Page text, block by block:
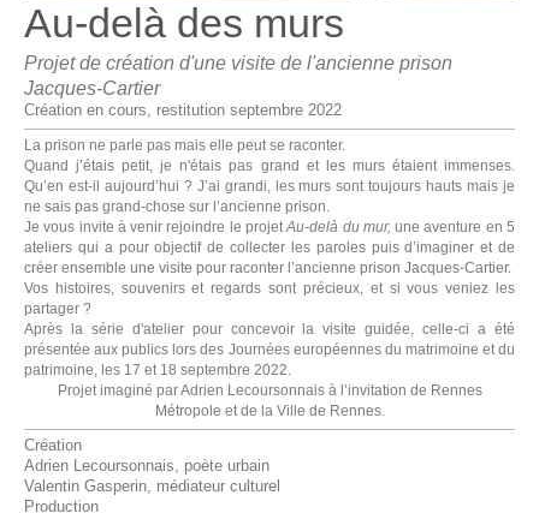
Au-delà des murs
Projet de création d'une visite de l'ancienne prison
Jacques-Cartier
Création en cours, restitution septembre 2022
La prison ne parle pas mais elle peut se raconter.
Quand j’étais petit, je n'étais pas grand et les murs étaient immenses.
Qu’en est-il aujourd’hui ? J’ai grandi, les murs sont toujours hauts mais je
ne sais pas grand-chose sur l’ancienne prison.
Je vous invite à venir rejoindre le projetAu-delà du mur, une aventure en 5
ateliers qui a pour objectif de collecter les paroles puis d’imaginer et de
créer ensemble une visite pour raconter l’ancienne prison Jacques-Cartier.
Vos histoires, souvenirs et regards sont précieux, et si vous veniez les
partager ?
Après la série d'atelier pour concevoir la visite guidée, celle-ci a été
présentée aux publics lors des Journées européennes du matrimoine et du
patrimoine, les 17 et 18 septembre 2022.
Projet imaginé par Adrien Lecoursonnais à l’invitation de Rennes
Métropole et de la Ville de Rennes.
Création
Adrien Lecoursonnais, poète urbain
Valentin Gasperin, médiateur culturel
Production